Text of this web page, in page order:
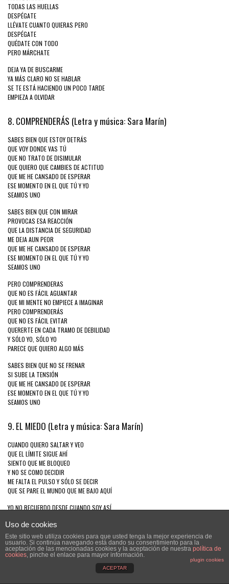
TODAS LAS HUELLAS
DESPÉGATE
LLÉVATE CUANTO QUIERAS PERO
DESPÉGATE
QUÉDATE CON TODO
PERO MÁRCHATE
DEJA YA DE BUSCARME
YA MÁS CLARO NO SE HABLAR
SE TE ESTÁ HACIENDO UN POCO TARDE
EMPIEZA A OLVIDAR
8. COMPRENDERÁS (Letra y música: Sara Marín)
SABES BIEN QUE ESTOY DETRÁS
QUE VOY DONDE VAS TÚ
QUE NO TRATO DE DISIMULAR
QUE QUIERO QUE CAMBIES DE ACTITUD
QUE ME HE CANSADO DE ESPERAR
ESE MOMENTO EN EL QUE TÚ Y YO
SEAMOS UNO
SABES BIEN QUE CON MIRAR
PROVOCAS ESA REACCIÓN
QUE LA DISTANCIA DE SEGURIDAD
ME DEJA AUN PEOR
QUE ME HE CANSADO DE ESPERAR
ESE MOMENTO EN EL QUE TÚ Y YO
SEAMOS UNO
PERO COMPRENDERAS
QUE NO ES FÁCIL AGUANTAR
QUE MI MENTE NO EMPIECE A IMAGINAR
PERO COMPRENDERÁS
QUE NO ES FÁCIL EVITAR
QUERERTE EN CADA TRAMO DE DEBILIDAD
Y SÓLO YO, SÓLO YO
PARECE QUE QUIERO ALGO MÁS
SABES BIEN QUE NO SE FRENAR
SI SUBE LA TENSIÓN
QUE ME HE CANSADO DE ESPERAR
ESE MOMENTO EN EL QUE TÚ Y YO
SEAMOS UNO
9. EL MIEDO (Letra y música: Sara Marín)
CUANDO QUIERO SALTAR Y VEO
QUE EL LÍMITE SIGUE AHÍ
SIENTO QUE ME BLOQUEO
Y NO SE COMO DECIDIR
ME FALTA EL PULSO Y SÓLO SE DECIR
QUE SE PARE EL MUNDO QUE ME BAJO AQUÍ
YO NO RECUERDO DESDE CUANDO SOY ASÍ
Y ME ACOMPAÑARÁ HASTA EL FIN
AUNQUE NO ENTIENDAS
NO ES FÁCIL DESCRIBIR
COMO QUIERO QUE EL MUNDO SE PARE
Uso de cookies
Este sitio web utiliza cookies para que usted tenga la mejor experiencia de
usuario. Si continúa navegando está dando su consentimiento para la
aceptación de las mencionadas cookies y la aceptación de nuestra política de
cookies, pinche el enlace para mayor información.
plugin cookies
ACEPTAR